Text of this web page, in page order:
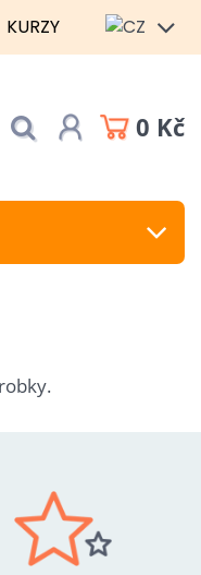
KURZY
0 Kč